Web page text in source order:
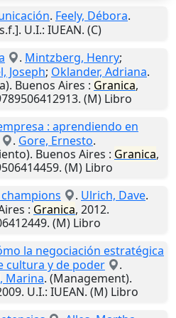
. Feely, Débora.
. U.I.: IUEAN. (C)
. Mintzberg, Henry;
Joseph; Oklander, Adriana.
Buenos Aires : Granica,
(M) Libro
: aprendiendo en
. Gore, Ernesto.
Buenos Aires : Granica,
(M) Libro
. Ulrich, Dave.
: Granica, 2012.
(M) Libro
la negociación estratégica
cultura y de poder
.
Marina. (Management).
. U.I.: IUEAN. (M) Libro